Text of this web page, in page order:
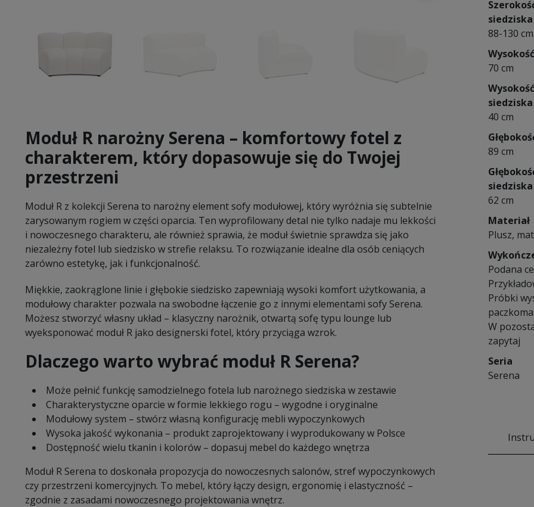
Moduł R narożny Serena – komfortowy fotel z
charakterem, który dopasowuje się do Twojej
przestrzeni
Moduł R z kolekcji Serena to narożny element sofy modułowej, który wyróżnia się subtelnie
zarysowanym rogiem w części oparcia. Ten wyprofilowany detal nie tylko nadaje mu lekkości
i nowoczesnego charakteru, ale również sprawia, że moduł świetnie sprawdza się jako
niezależny fotel lub siedzisko w strefie relaksu. To rozwiązanie idealne dla osób ceniących
zarówno estetykę, jak i funkcjonalność.
Miękkie, zaokrąglone linie i głębokie siedzisko zapewniają wysoki komfort użytkowania, a
modułowy charakter pozwala na swobodne łączenie go z innymi elementami sofy Serena.
Możesz stworzyć własny układ – klasyczny narożnik, otwartą sofę typu lounge lub
wyeksponować moduł R jako designerski fotel, który przyciąga wzrok.
Dlaczego warto wybrać moduł R Serena?
Może pełnić funkcję samodzielnego fotela lub narożnego siedziska w zestawie
Charakterystyczne oparcie w formie lekkiego rogu – wygodne i oryginalne
Modułowy system – stwórz własną konfigurację mebli wypoczynkowych
Wysoka jakość wykonania – produkt zaprojektowany i wyprodukowany w Polsce
Dostępność wielu tkanin i kolorów – dopasuj mebel do każdego wnętrza
Moduł R Serena to doskonała propozycja do nowoczesnych salonów, stref wypoczynkowych
czy przestrzeni komercyjnych. To mebel, który łączy design, ergonomię i elastyczność –
zgodnie z zasadami nowoczesnego projektowania wnętrz.
siedziska
88-130 cm
Wysokość
70 cm
Wysokość
siedziska
40 cm
89 cm
siedziska
62 cm
Materiał
Plusz,
Podana
Próbki
W
zapytaj
Seria
Serena